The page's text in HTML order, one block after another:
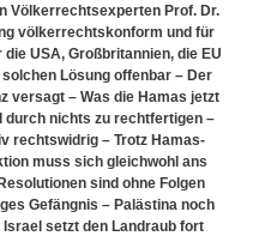
Völkerrechtsexperten Prof. Dr.
völkerrechtskonform und für
die USA, Großbritannien, die EU
Lösung offenbar – Der
versagt – Was die Hamas jetzt
nichts zu rechtfertigen –
rechtswidrig – Trotz Hamas-
muss sich gleichwohl ans
sind ohne Folgen
Gefängnis – Palästina noch
setzt den Landraub fort